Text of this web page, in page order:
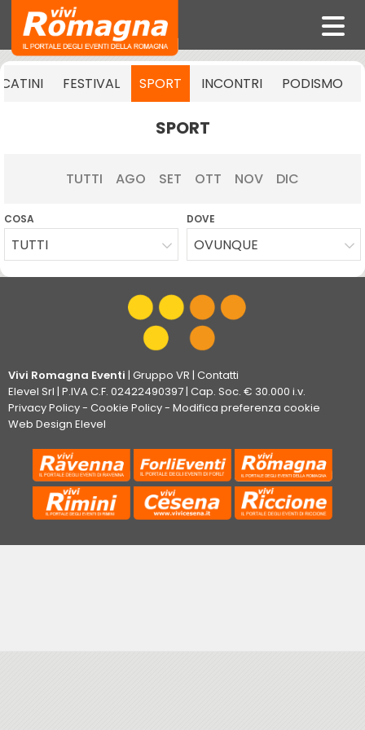
FESTIVAL SPORT INCONTRI PODISMO
SPORT
TUTTI AGO SET OTT NOV DIC
COSA
TUTTI
DOVE
OVUNQUE
Vivi Romagna Eventi | Gruppo VR | Contatti
Elevel Srl | P.IVA C.F. 02422490397 | Cap. Soc. € 30.000 i.v.
Privacy Policy- Cookie Policy- Modifica preferenza cookie
Web Design Elevel